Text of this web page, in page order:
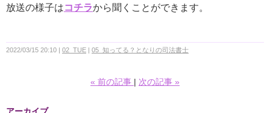
放送の様子はコチラから聞くことができます。
2022/03/15 20:10 02_TUE 05_知ってる？となりの司法書士
« 前の記事 次の記事 »
アーカイブ